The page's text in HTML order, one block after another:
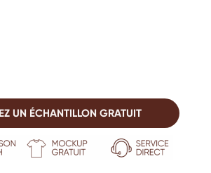
UN ÉCHANTILLON GRATUIT